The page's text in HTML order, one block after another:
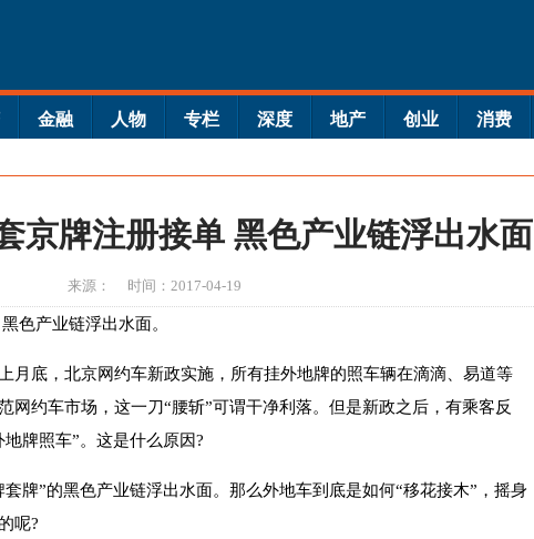
金融 人物 专栏 深度 地产 创业 消费
京牌注册接单 黑色产业链浮出水面
来源： 时间：2017-04-19
色产业链浮出水面。
月底，北京网约车新政实施，所有挂外地牌的照车辆在滴滴、易道等
网约车市场，这一刀“腰斩”可谓干净利落。但是新政之后，有乘客反
牌照车”。这是什么原因?
牌”的黑色产业链浮出水面。那么外地车到底是如何“移花接木”，摇身
呢?